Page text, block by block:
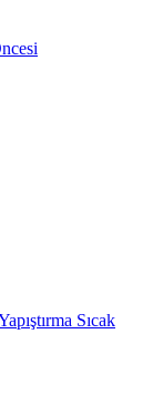
Sıcak